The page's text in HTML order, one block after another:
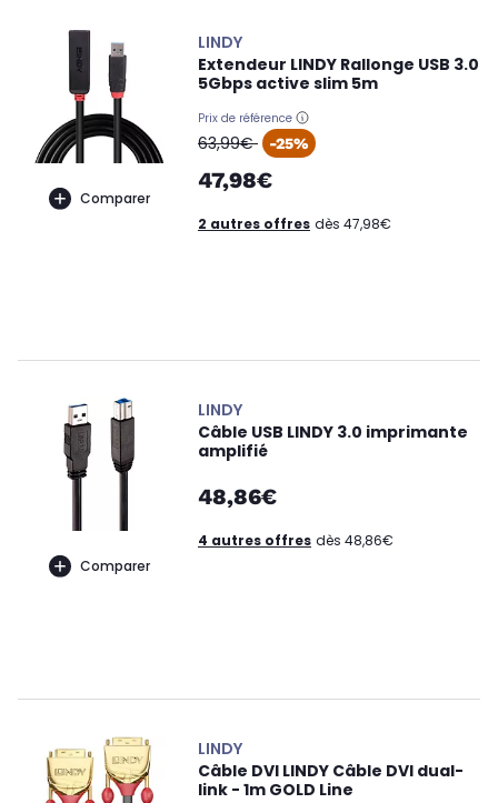
Comparer
LINDY
Extendeur LINDY Rallonge USB 3.0
5Gbps active slim 5m
Prix de référence
oldPrice
63,99€ -25%
47,98€
2 autres offres dès 47,98€
Comparer
LINDY
Câble USB LINDY 3.0 imprimante
amplifié
48,86€
4 autres offres dès 48,86€
LINDY
Câble DVI LINDY Câble DVI dual-
link - 1m GOLD Line